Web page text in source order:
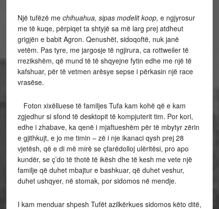
Një tufëzë me chihuahua, sipas modelit koop, e ngjyrosur
me të kuqe, përpiqet ta shtyjë sa më larg prej atdheut
grigjën e babit Agron. Qenushët, sidoqoftë, nuk janë
vetëm. Pas tyre, me jargosje të ngjirura, ca rottweiler të
rrezikshëm, që mund të të shqyejne fytin edhe me një të
kafshuar, për të vetmen arësye sepse i përkasin një race
vrasëse.
Foton xixëlluese të familjes Tufa kam kohë që e kam
zgjedhur si sfond të desktopit të kompjuterit tim. Por kori,
edhe i zhabave, ka qenë i mjaftueshëm për të mbytyr zërin
e gjithkujt, e jo me timin – zë i nje ikanaci qysh prej 28
vjetësh, që e di më mirë se çfarëdolloj ulëritësi, pro apo
kundër, se ç’do të thotë të ikësh dhe të kesh me vete një
familje që duhet mbajtur e bashkuar, që duhet veshur,
duhet ushqyer, në stomak, por sidomos në mendje.
I kam menduar shpesh Tufët azilkërkues sidomos këto ditë,